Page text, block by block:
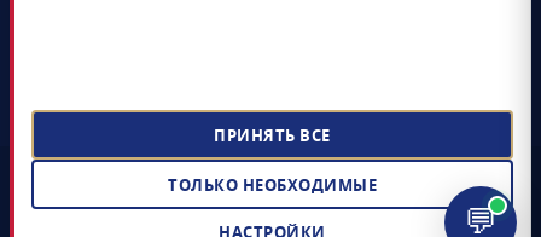
Электронный документооборот, УПД, счёт-фактура
ООО «СОФТЗАЩИТА», 2022 – 2026· Поставка лицензионного
российского ПО и средств защиты информации
ИНН 9704085328 · ОГРН 1217700398805 ·Реквизиты и документы
ПРИНЯТЬ ВСЕ
ТОЛЬКО НЕОБХОДИМЫЕ
НАСТРОЙКИ 💬